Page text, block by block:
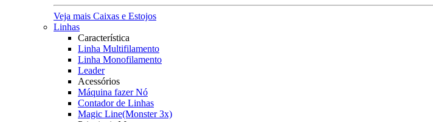
Veja mais Caixas e Estojos
Linhas
Característica
Linha Multifilamento
Linha Monofilamento
Leader
Acessórios
Máquina fazer Nó
Contador de Linhas
Magic Line(Monster 3x)